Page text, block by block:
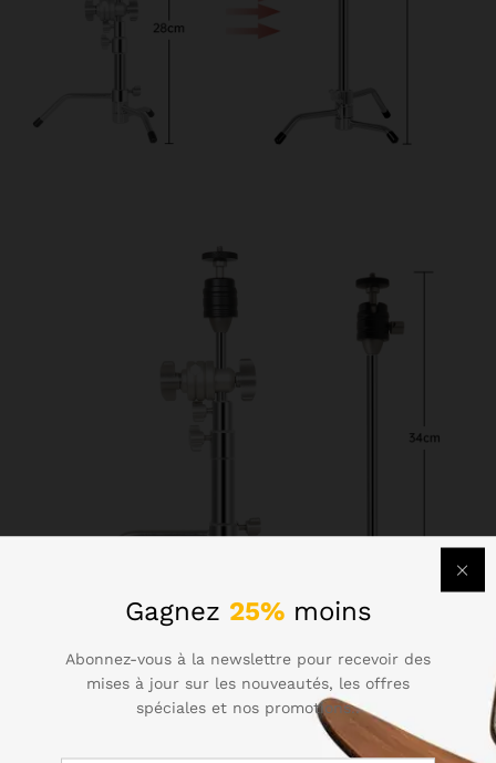
Gagnez 25% moins
Abonnez-vous à la newslettre pour recevoir des
mises à jour sur les nouveautés, les offres
spéciales et nos promotions..